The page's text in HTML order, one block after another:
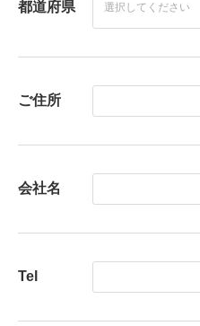
都道府県
ご住所
会社名
Tel